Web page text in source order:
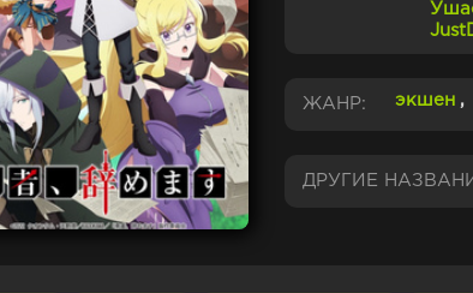
ЖАНР: экшен ,
ДРУГИЕ